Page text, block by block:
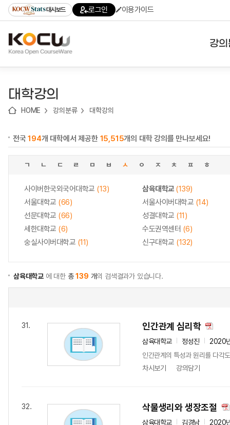
기
기
기
content)
가
대시보드 로그인 이용가이드
강
대학강의
HOME 강의분류 대학강의
전국194개 대학에서 제공한 15,515개의 대학 강의를 만나보세요!
ㄱ ㄴ ㄷ ㄹ ㅁ ㅂ ㅅ ㅇ ㅈ ㅊ ㅍ ㅎ
사이버한국외국어대학교 (13) 삼육대학교(139)
서울대학교 (66) 서울사이버대학교 (14)
선문대학교 (66) 성결대학교 (11)
세한대학교 (6) 수도권역센터 (6)
숭실사이버대학교 (11) 신구대학교 (132)
삼육대학교 에 대한 총139 개의 검색결과가 있습니다.
31. 인간관계 심리학
삼육대학교 정성진
2020
인간관계의 특성과 원리를 다각
차시보기
강의담기
32. 삭물생리와 생장조절
삼육대학교 김경남
2020